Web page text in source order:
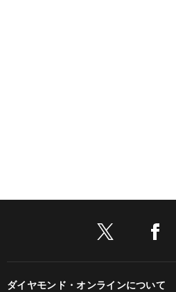
ダイヤモンド・オンラインについて